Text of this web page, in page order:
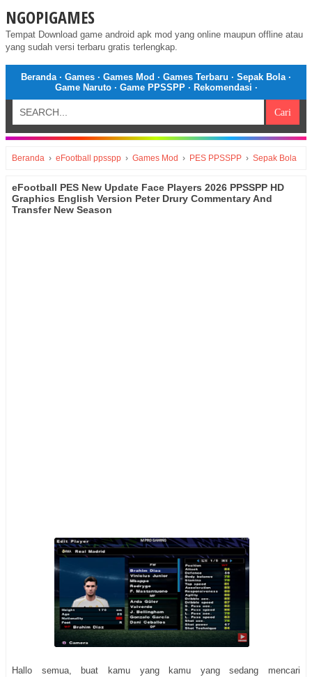
NGOPIGAMES
Tempat Download game android apk mod yang online maupun offline atau
yang sudah versi terbaru gratis terlengkap.
Beranda· Games · Games Mod · Games Terbaru · Sepak Bola·
Game Naruto· Game PPSSPP· Rekomendasi ·
Beranda › eFootball ppsspp › Games Mod › PES PPSSPP › Sepak Bola
eFootball PES New Update Face Players 2026 PPSSPP HD
Graphics English Version Peter Drury Commentary And
Transfer New Season
Hallo semua, buat kamu yang kamu yang sedang mencari